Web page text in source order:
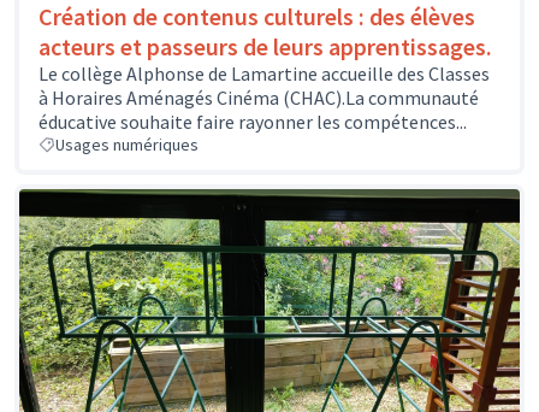
Création de contenus culturels : des élèves
acteurs et passeurs de leurs apprentissages.
Le collège Alphonse de Lamartine accueille des Classes
à Horaires Aménagés Cinéma (CHAC).La communauté
éducative souhaite faire rayonner les compétences...
Usages numériques